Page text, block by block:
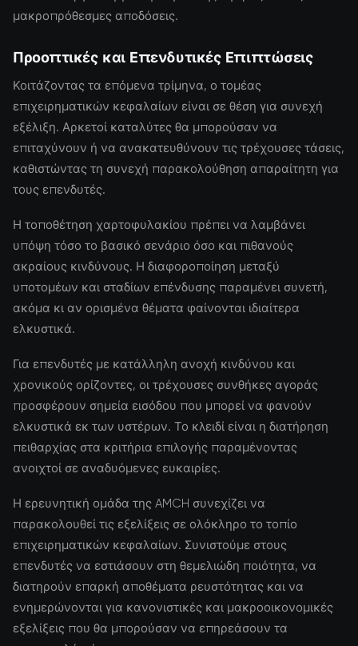
μακροπρόθεσμες αποδόσεις.
Προοπτικές και Επενδυτικές Επιπτώσεις
Κοιτάζοντας τα επόμενα τρίμηνα, ο τομέας
επιχειρηματικών κεφαλαίων είναι σε θέση για συνεχή
εξέλιξη. Αρκετοί καταλύτες θα μπορούσαν να
επιταχύνουν ή να ανακατευθύνουν τις τρέχουσες τάσεις,
καθιστώντας τη συνεχή παρακολούθηση απαραίτητη για
τους επενδυτές.
Η τοποθέτηση χαρτοφυλακίου πρέπει να λαμβάνει
υπόψη τόσο το βασικό σενάριο όσο και πιθανούς
ακραίους κινδύνους. Η διαφοροποίηση μεταξύ
υποτομέων και σταδίων επένδυσης παραμένει συνετή,
ακόμα κι αν ορισμένα θέματα φαίνονται ιδιαίτερα
ελκυστικά.
Για επενδυτές με κατάλληλη ανοχή κινδύνου και
χρονικούς ορίζοντες, οι τρέχουσες συνθήκες αγοράς
προσφέρουν σημεία εισόδου που μπορεί να φανούν
ελκυστικά εκ των υστέρων. Το κλειδί είναι η διατήρηση
πειθαρχίας στα κριτήρια επιλογής παραμένοντας
ανοιχτοί σε αναδυόμενες ευκαιρίες.
Η ερευνητική ομάδα της AMCH συνεχίζει να
παρακολουθεί τις εξελίξεις σε ολόκληρο το τοπίο
επιχειρηματικών κεφαλαίων. Συνιστούμε στους
επενδυτές να εστιάσουν στη θεμελιώδη ποιότητα, να
διατηρούν επαρκή αποθέματα ρευστότητας και να
ενημερώνονται για κανονιστικές και μακροοικονομικές
εξελίξεις που θα μπορούσαν να επηρεάσουν τα